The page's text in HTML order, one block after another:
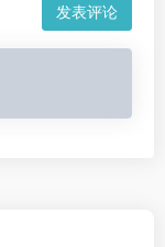
发表评论